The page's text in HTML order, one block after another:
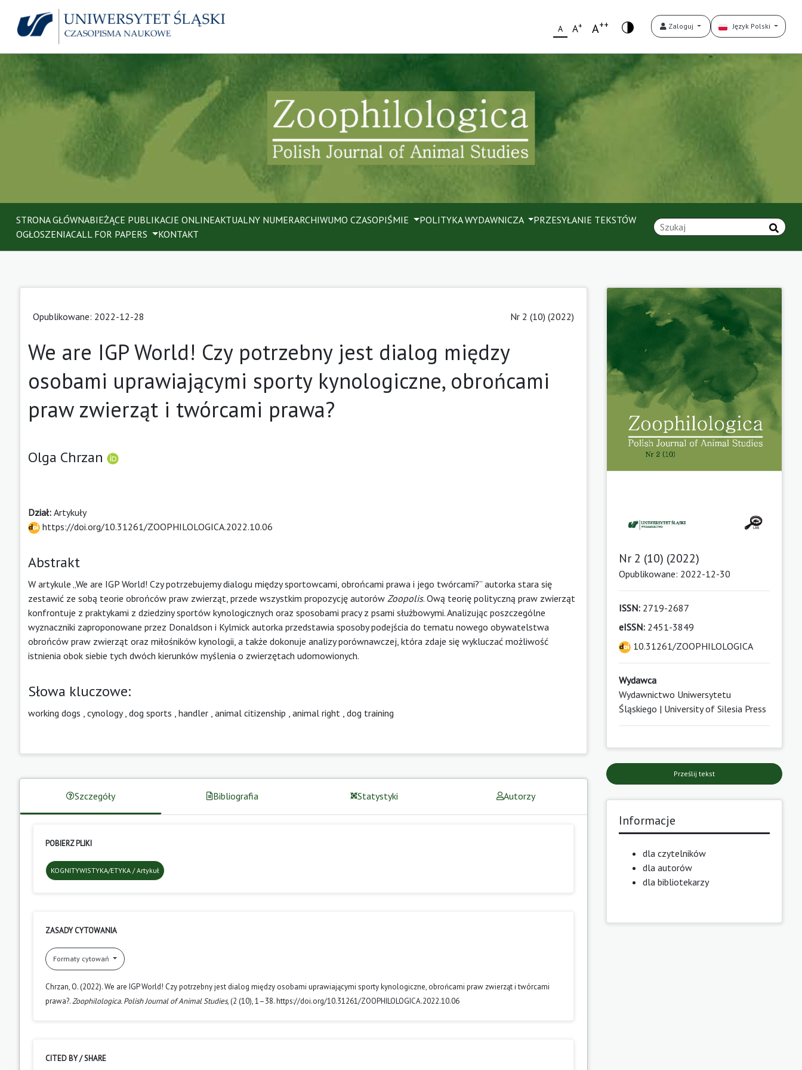
A A+ A++ Zaloguj Język Polski
STRONA GŁÓWNABIEŻĄCE PUBLIKACJE ONLINEAKTUALNY NUMERARCHIWUMO CZASOPIŚMIE POLITYKA WYDAWNICZA
PRZESYŁANIE TEKSTÓW
OGŁOSZENIACALL FOR PAPERS KONTAKT
Opublikowane: 2022-12-28 Nr 2 (10) (2022)
We are IGP World! Czy potrzebny jest dialog między
osobami uprawiającymi sporty kynologiczne, obrońcami
praw zwierząt i twórcami prawa?
Olga Chrzan
Dział: Artykuły
https://doi.org/10.31261/ZOOPHILOLOGICA.2022.10.06
Abstrakt
W artykule „We are IGP World! Czy potrzebujemy dialogu między sportowcami, obrońcami prawa i jego twórcami?” autorka stara się
zestawić ze sobą teorie obrońców praw zwierząt, przede wszystkim propozycję autorów Zoopolis. Ową teorię polityczną praw zwierząt
konfrontuje z praktykami z dziedziny sportów kynologicznych oraz sposobami pracy z psami służbowymi. Analizując poszczególne
wyznaczniki zaproponowane przez Donaldson i Kylmick autorka przedstawia sposoby podejścia do tematu nowego obywatelstwa
obrońców praw zwierząt oraz miłośników kynologii, a także dokonuje analizy porównawczej, która zdaje się wykluczać możliwość
istnienia obok siebie tych dwóch kierunków myślenia o zwierzętach udomowionych.
Słowa kluczowe:
working dogs cynology, dog sports handler animal citizenship animal right dog training
Szczegóły Bibliografia Statystyki Autorzy
POBIERZ PLIKI
KOGNITYWISTYKA/ETYKA / Artykuł
ZASADY CYTOWANIA
Formaty cytowań
Chrzan, O. (2022). We are IGP World! Czy potrzebny jest dialog między osobami uprawiającymi sporty kynologiczne, obrońcami praw zwierząt i twórcami
prawa?.Zoophilologica. Polish Journal of Animal Studies, (2 (10), 1–38. https://doi.org/10.31261/ZOOPHILOLOGICA.2022.10.06
CITED BY / SHARE
Nr 2 (10) (2022)
Opublikowane: 2022-12-30
ISSN:2719-2687
eISSN:2451-3849
10.31261/ZOOPHILOLOGICA
Wydawca
Wydawnictwo Uniwersytetu
Śląskiego | University of Silesia Press
Prześlij tekst
Informacje
dla czytelników
dla autorów
dla bibliotekarzy